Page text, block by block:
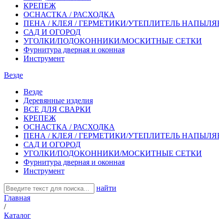
КРЕПЕЖ
ОСНАСТКА / РАСХОДКА
ПЕНА / КЛЕЯ / ГЕРМЕТИКИ/УТЕПЛИТЕЛЬ
САД И ОГОРОД
УГОЛКИ/ПОДОКОННИКИ/МОСКИТНЫЕ СЕТКИ
Фурнитура дверная и оконная
Инструмент
Везде
Везде
Деревянные изделия
ВСЕ ДЛЯ СВАРКИ
КРЕПЕЖ
ОСНАСТКА / РАСХОДКА
ПЕНА / КЛЕЯ / ГЕРМЕТИКИ/УТЕПЛИТЕЛЬ
САД И ОГОРОД
УГОЛКИ/ПОДОКОННИКИ/МОСКИТНЫЕ СЕТКИ
Фурнитура дверная и оконная
Инструмент
найти
Главная
/
Каталог